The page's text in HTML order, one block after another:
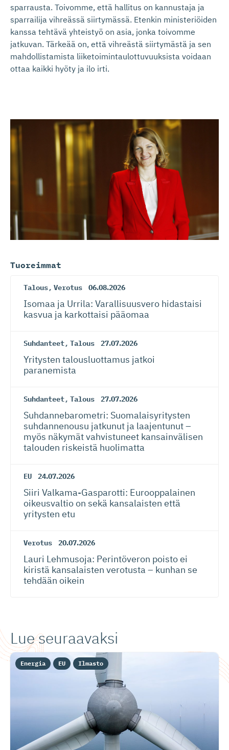
sparrausta. Toivomme, että hallitus on kannustaja ja
sparrailija vihreässä siirtymässä. Etenkin ministeriöiden
kanssa tehtävä yhteistyö on asia, jonka toivomme
jatkuvan. Tärkeää on, että vihreästä siirtymästä ja sen
mahdollistamista liiketoimintaulottuvuuksista voidaan
ottaa kaikki hyöty ja ilo irti.
Tuoreimmat
Talous, Verotus 06.08.2026
Isomaa ja Urrila: Varallisuusvero hidastaisi
kasvua ja karkottaisi pääomaa
Suhdanteet, Talous 27.07.2026
Yritysten talousluottamus jatkoi
paranemista
Suhdanteet, Talous 27.07.2026
Suhdanneba­ro­metri: Suomalaisy­ri­tysten
suhdannenousu jatkunut ja laajentunut –
myös näkymät vahvistuneet kansainvälisen
talouden riskeistä huolimatta
EU 24.07.2026
Siiri Valkama-Gas­pa­rotti: Eurooppalainen
oikeusvaltio on sekä kansalaisten että
yritysten etu
Verotus 20.07.2026
Lauri Lehmusoja: Perintöveron poisto ei
kiristä kansalaisten verotusta – kunhan se
tehdään oikein
Lue seuraavaksi
Energia EU Ilmasto